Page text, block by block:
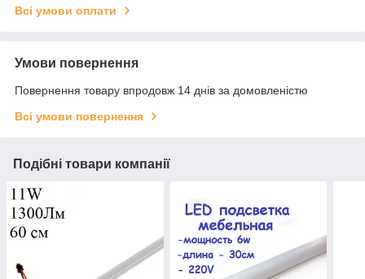
Всі умови оплати
Умови повернення
Повернення товару впродовж 14 днів за домовленістю
Всі умови повернення
Подібні товари компанії